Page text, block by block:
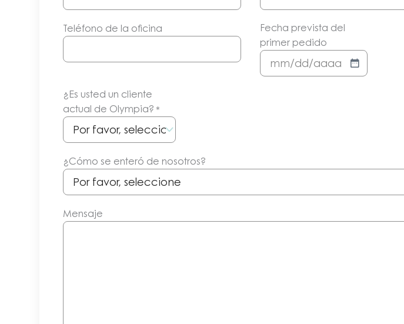
Teléfono de la oficina
Fecha prevista del
primer pedido
MM/DD/AAAA
¿Es usted un cliente
actual de Olympia? *
¿Cómo se enteró de nosotros?
Mensaje